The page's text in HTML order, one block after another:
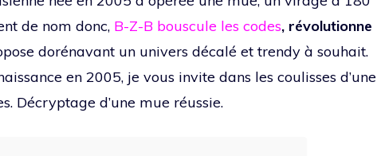
de nom donc, B-Z-B bouscule les codes, révolutionne
dorénavant un univers décalé et trendy à souhait.
en 2005, je vous invite dans les coulisses d’une
Décryptage d’une mue réussie.